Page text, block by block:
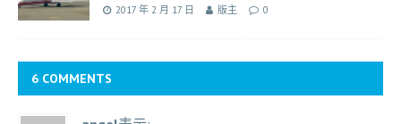
2017 年 2 月 17 日 版主 0
6 COMMENTS